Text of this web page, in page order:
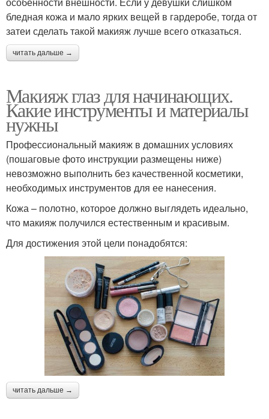
бледная кожа и мало ярких вещей в гардеробе, тогда от
затеи сделать такой макияж лучше всего отказаться.
читать дальше →
Макияж глаз для начинающих.
Какие инструменты и материалы
нужны
Профессиональный макияж в домашних условиях
(пошаговые фото инструкции размещены ниже)
невозможно выполнить без качественной косметики,
необходимых инструментов для ее нанесения.
Кожа – полотно, которое должно выглядеть идеально,
что макияж получился естественным и красивым.
Для достижения этой цели понадобятся:
читать дальше →